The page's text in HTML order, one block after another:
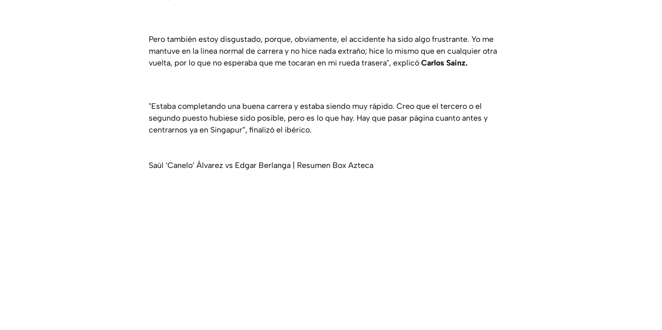
Pero también estoy disgustado, porque, obviamente, el accidente ha sido algo frustrante. Yo me
mantuve en la linea normal de carrera y no hice nada extraño; hice lo mismo que en cualquier otra
vuelta, por lo que no esperaba que me tocaran en mi rueda trasera", explicó Carlos Sainz.
"Estaba completando una buena carrera y estaba siendo muy rápido. Creo que el tercero o el
segundo puesto hubiese sido posible, pero es lo que hay. Hay que pasar página cuanto antes y
centrarnos ya en Singapur”, finalizó el ibérico.
Saúl ‘Canelo’ Álvarez vs Edgar Berlanga | Resumen Box Azteca